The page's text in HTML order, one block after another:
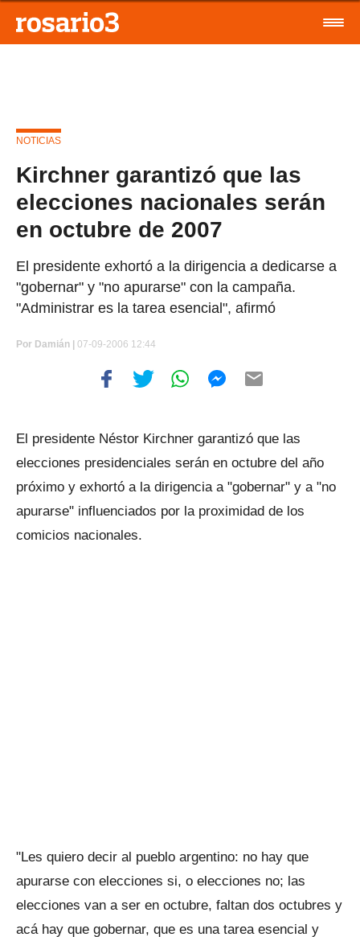
NOTICIAS
Kirchner garantizó que las
elecciones nacionales serán
en octubre de 2007
El presidente exhortó a la dirigencia a dedicarse a
"gobernar" y "no apurarse" con la campaña.
"Administrar es la tarea esencial", afirmó
Por Damián | 07-09-2006 12:44
El presidente Néstor Kirchner garantizó que las
elecciones presidenciales serán en octubre del año
próximo y exhortó a la dirigencia a "gobernar" y a "no
apurarse" influenciados por la proximidad de los
comicios nacionales.
"Les quiero decir al pueblo argentino: no hay que
apurarse con elecciones si, o elecciones no; las
elecciones van a ser en octubre, faltan dos octubres y
acá hay que gobernar, que es una tarea esencial y